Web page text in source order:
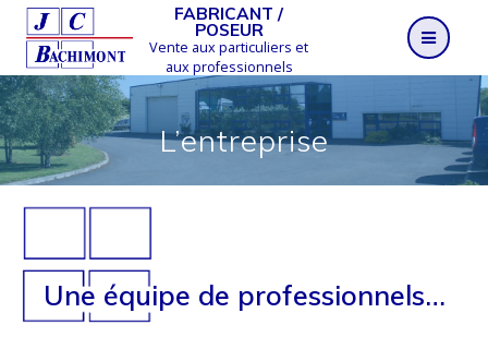
Skip
to
content
FABRICANT /
POSEUR
Vente aux particuliers et
aux professionnels
L’entreprise
Une équipe de professionnels…